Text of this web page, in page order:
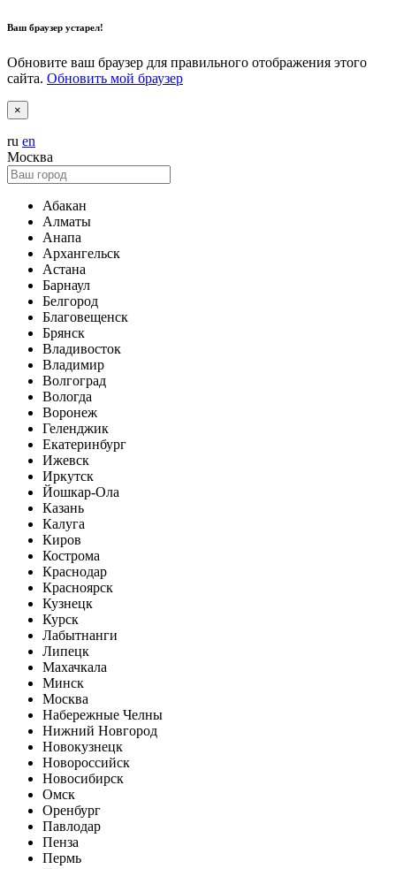
Ваш браузер устарел!
Обновите ваш браузер для правильного отображения этого
сайта. Обновить мой браузер
×
ru en
Москва
Абакан
Алматы
Анапа
Архангельск
Астана
Барнаул
Белгород
Благовещенск
Брянск
Владивосток
Владимир
Волгоград
Вологда
Воронеж
Геленджик
Екатеринбург
Ижевск
Иркутск
Йошкар-Ола
Казань
Калуга
Киров
Кострома
Краснодар
Красноярск
Кузнецк
Курск
Лабытнанги
Липецк
Махачкала
Минск
Москва
Набережные Челны
Нижний Новгород
Новокузнецк
Новороссийск
Новосибирск
Омск
Оренбург
Павлодар
Пенза
Пермь